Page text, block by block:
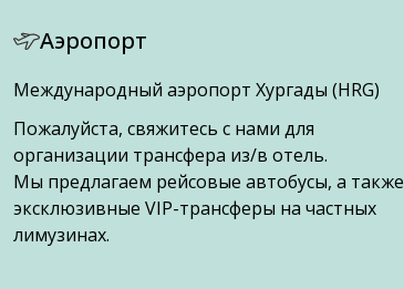
Аэропорт
Международный аэропорт Хургады (HRG)
Пожалуйста, свяжитесь с нами для
организации трансфера из/в отель.
Мы предлагаем рейсовые автобусы, а также
эксклюзивные VIP-трансферы на частных
лимузинах.